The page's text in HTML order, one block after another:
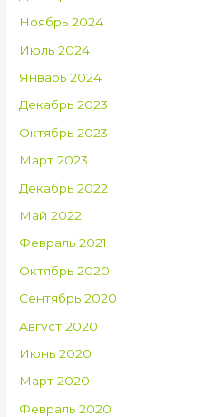
Ноябрь 2024
Июль 2024
Январь 2024
Декабрь 2023
Октябрь 2023
Март 2023
Декабрь 2022
Май 2022
Февраль 2021
Октябрь 2020
Сентябрь 2020
Август 2020
Июнь 2020
Март 2020
Февраль 2020